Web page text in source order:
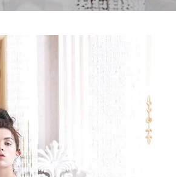
AGGIUNGI